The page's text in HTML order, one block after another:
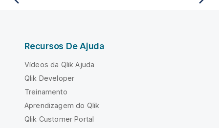
Recursos De Ajuda
Vídeos da Qlik Ajuda
Qlik Developer
Treinamento
Aprendizagem do Qlik
Qlik Customer Portal